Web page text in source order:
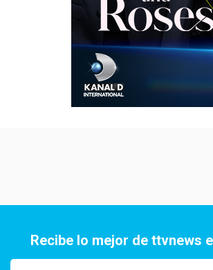
Recibe lo mejor de ttvnews